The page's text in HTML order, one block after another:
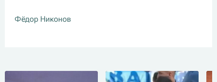
Фёдор Никонов